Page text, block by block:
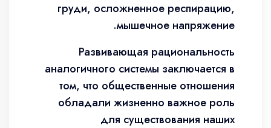
груди, осложненное респирацию,
мышечное напряжение.
Развивающая рациональность
аналогичного системы заключается в
том, что общественные отношения
обладали жизненно важное роль
для существования наших